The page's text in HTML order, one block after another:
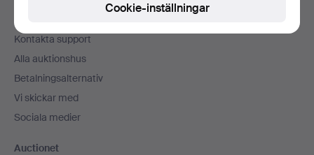
Sidfotsnavigation
Kontakta support
Alla auktionshus
Betalningsalternativ
Vi skickar med
Sociala medier
Auctionet
Cookie-inställningar